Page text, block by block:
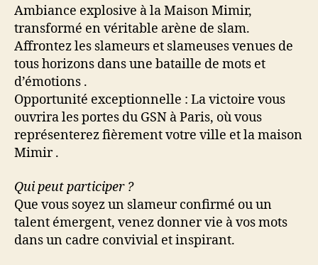
Ambiance explosive à la Maison Mimir,
transformé en véritable arène de slam.
Affrontez les slameurs et slameuses venues de
tous horizons dans une bataille de mots et
d’émotions .
Opportunité exceptionnelle : La victoire vous
ouvrira les portes du GSN à Paris, où vous
représenterez fièrement votre ville et la maison
Mimir .
Qui peut participer ?
Que vous soyez un slameur confirmé ou un
talent émergent, venez donner vie à vos mots
dans un cadre convivial et inspirant.